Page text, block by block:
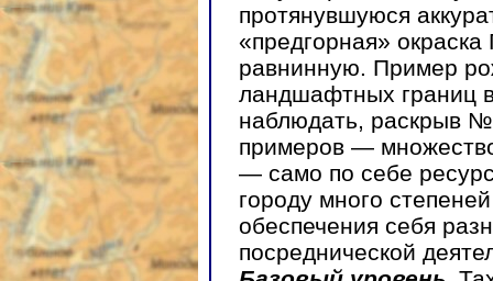
протянувшуюся
«предгорная»
равнинную. Пример
ландшафтных границ
наблюдать, раскрыв
примеров —
— само по себе
городу много
обеспечения себя
посреднической